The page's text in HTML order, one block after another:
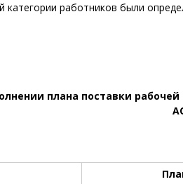
категории работников были
плана поставки